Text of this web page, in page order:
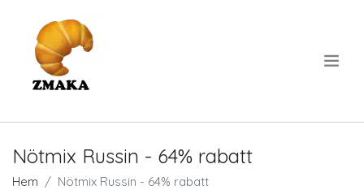
Nötmix Russin - 64% rabatt
Hem Nötmix Russin - 64% rabatt